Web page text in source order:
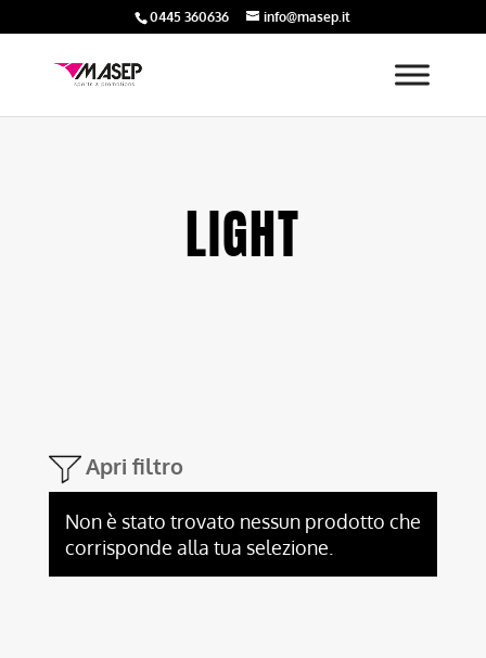
0445 360636 info@masep.it
LIGHT
Apri filtro
Non è stato trovato nessun prodotto che
corrisponde alla tua selezione.